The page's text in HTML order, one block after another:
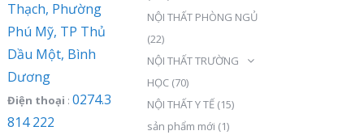
Thạch, Phường
Phú Mỹ, TP Thủ
Dầu Một, Bình
Dương
Điện thoại : 0274.3
814 222
NỘI THẤT PHÒNG NGỦ
(22)
NỘI THẤT TRƯỜNG
HỌC (70)
NỘI THẤT Y TẾ (15)
sản phẩm mới (1)